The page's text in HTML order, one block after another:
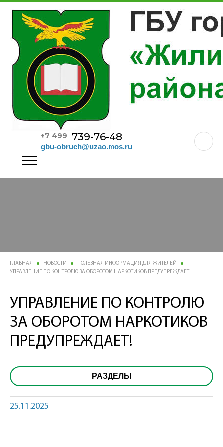
+7 499 739-76-48
gbu-obruch@uzao.mos.ru
ГЛАВНАЯ НОВОСТИ
ПОЛЕЗНАЯ ИНФОРМАЦИЯ ДЛЯ ЖИТЕЛЕЙ
УПРАВЛЕНИЕ ПО КОНТРОЛЮ ЗА ОБОРОТОМ НАРКОТИКОВ ПРЕДУПРЕЖДАЕТ!
УПРАВЛЕНИЕ ПО КОНТРОЛЮ
ЗА ОБОРОТОМ НАРКОТИКОВ
ПРЕДУПРЕЖДАЕТ!
РАЗДЕЛЫ
25.11.2025